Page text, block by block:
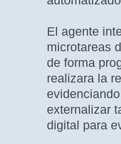
El agente
microtareas
de forma
realizara la
externalizar
digital para